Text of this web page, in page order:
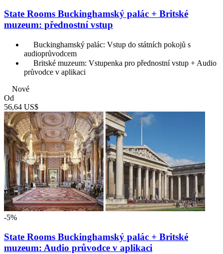
State Rooms Buckinghamský palác + Britské
muzeum: přednostní vstup
Buckinghamský palác: Vstup do státních pokojů s
audioprůvodcem
Britské muzeum: Vstupenka pro přednostní vstup + Audio
průvodce v aplikaci
Nové
Od
56,64 US$
-5%
State Rooms Buckinghamský palác + Britské
muzeum: Audio průvodce v aplikaci